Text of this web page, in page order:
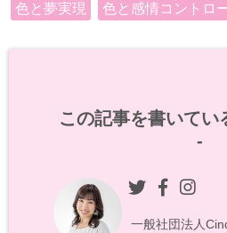
色と夢実現 色と感情コントロ
この記事を書いてい
-
一般社団法人